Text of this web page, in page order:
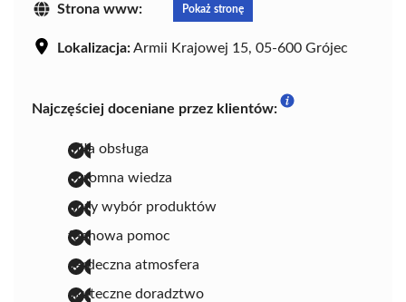
Strona www: Pokaż stronę
Lokalizacja:Armii Krajowej 15, 05-600 Grójec
Najczęściej doceniane przez klientów:
miła obsługa
ogromna wiedza
duży wybór produktów
fachowa pomoc
serdeczna atmosfera
skuteczne doradztwo